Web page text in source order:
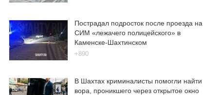
Пострадал подросток после проезда на
СИМ «лежачего полицейского» в
Каменске-Шахтинском
+890
В Шахтах криминалисты помогли найти
вора, проникшего через открытое окно